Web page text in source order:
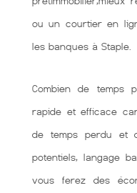
ou un courtier en
les banques à Staple.
Combien de temps
rapide et efficace
de temps perdu et
potentiels, langage
vous ferez des